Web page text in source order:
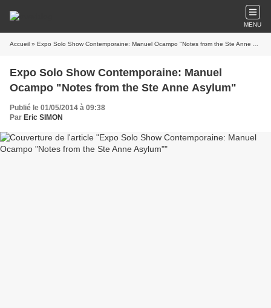
MENU
Accueil » Expo Solo Show Contemporaine: Manuel Ocampo "Notes from the Ste Anne Asylum"
Expo Solo Show Contemporaine: Manuel
Ocampo "Notes from the Ste Anne Asylum"
Publié le 01/05/2014 à 09:38
Par Eric SIMON